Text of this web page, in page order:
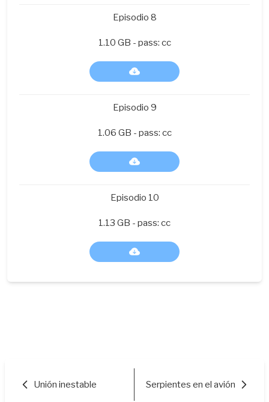
Episodio 8
1.10 GB - pass: cc
Episodio 9
1.06 GB - pass: cc
Episodio 10
1.13 GB - pass: cc
Unión inestable Serpientes en el avión